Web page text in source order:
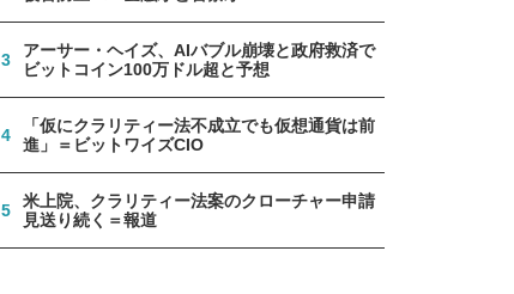
3
アーサー・ヘイズ、AIバブル崩壊と政府救済で
ビットコイン100万ドル超と予想
4
「仮にクラリティー法不成立でも仮想通貨は前
進」＝ビットワイズCIO
5
米上院、クラリティー法案のクローチャー申請
見送り続く＝報道